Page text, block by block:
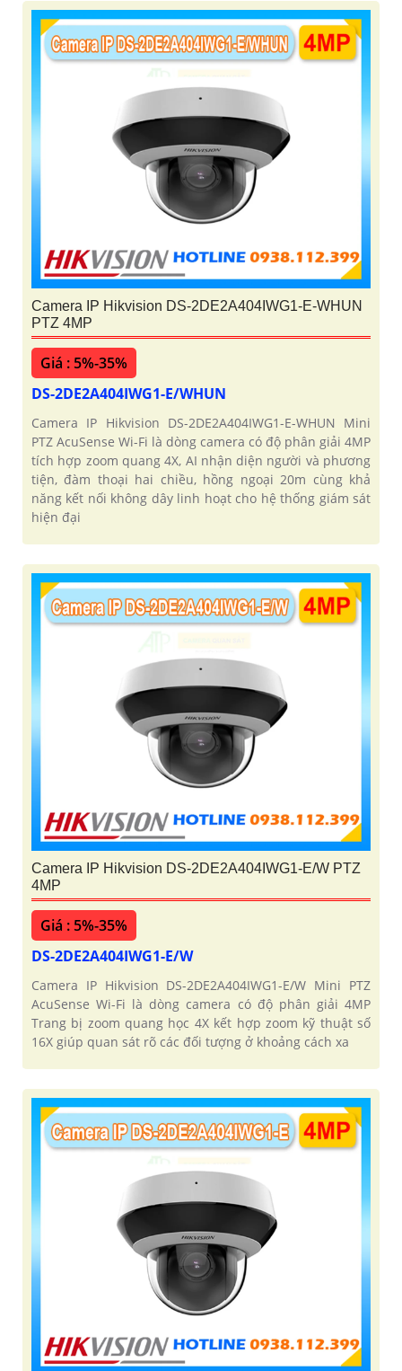
Camera speedom
Camera Ip Hikvision
Camera AI Hikvision
camera 2k Hikvision
lắp camera Xoay 360
Đầu Ghi Hikvision
'
Camera IP Hikvision DS-2DE2A404IWG1-E-WHUN
PTZ 4MP
Giá : 5%-35%
DS-2DE2A404IWG1-E/WHUN
Camera IP Hikvision DS-2DE2A404IWG1-E-WHUN Mini
PTZ AcuSense Wi-Fi là dòng camera có độ phân giải 4MP
tích hợp zoom quang 4X, AI nhận diện người và phương
tiện, đàm thoại hai chiều, hồng ngoại 20m cùng khả
năng kết nối không dây linh hoạt cho hệ thống giám sát
hiện đại
Camera IP Hikvision DS-2DE2A404IWG1-E/W PTZ
4MP
Giá : 5%-35%
DS-2DE2A404IWG1-E/W
Camera IP Hikvision DS-2DE2A404IWG1-E/W Mini PTZ
AcuSense Wi-Fi là dòng camera có độ phân giải 4MP
Trang bị zoom quang học 4X kết hợp zoom kỹ thuật số
16X giúp quan sát rõ các đối tượng ở khoảng cách xa